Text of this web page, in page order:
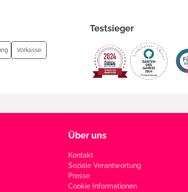
Vorkasse
Testsieger
Über uns
Kontakt
Soziale Verantwortung
Presse
Cookie Informationen